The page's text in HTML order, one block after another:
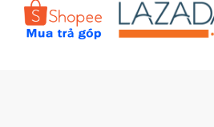
Câu hỏi thường gặp (FAQs)
Kiểm tra đơn hàng
Đặt hàng theo yêu cầu